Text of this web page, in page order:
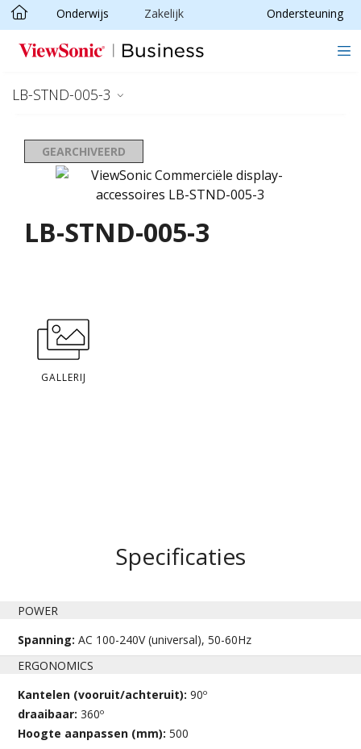
Ga naar hoofdinhoud
Onderwijs Zakelijk Ondersteuning
LB-STND-005-3
GEARCHIVEERD
LB-STND-005-3
GALLERIJ
Specificaties
POWER
Spanning:AC 100-240V (universal), 50-60Hz
ERGONOMICS
Kantelen (vooruit/achteruit):90º
draaibaar:360º
Hoogte aanpassen (mm):500